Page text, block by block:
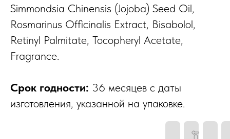
Simmondsia Chinensis (Jojoba) Seed Oil,
Rosmarinus Officinalis Extract, Bisabolol,
Retinyl Palmitate, Tocopheryl Acetate,
Fragrance.
Срок годности: 36 месяцев с даты
изготовления, указанной на упаковке.